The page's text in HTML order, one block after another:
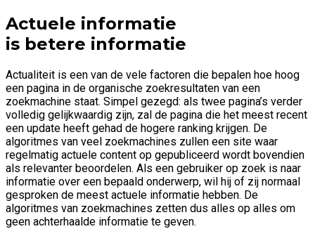
Actuele informatie
is betere informatie
Actualiteit is een van de vele factoren die bepalen hoe hoog
een pagina in de organische zoekresultaten van een
zoekmachine staat. Simpel gezegd: als twee pagina’s verder
volledig gelijkwaardig zijn, zal de pagina die het meest recent
een update heeft gehad de hogere ranking krijgen. De
algoritmes van veel zoekmachines zullen een site waar
regelmatig actuele content op gepubliceerd wordt bovendien
als relevanter beoordelen. Als een gebruiker op zoek is naar
informatie over een bepaald onderwerp, wil hij of zij normaal
gesproken de meest actuele informatie hebben. De
algoritmes van zoekmachines zetten dus alles op alles om
geen achterhaalde informatie te geven.